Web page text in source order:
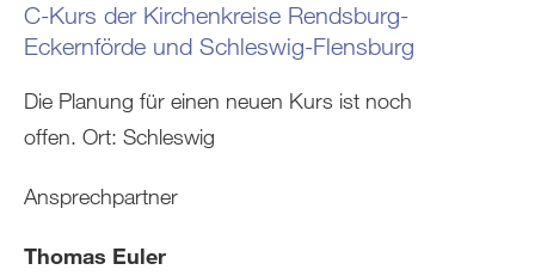
C-Kurs der Kirchenkreise Rendsburg-
Eckernförde und Schleswig-Flensburg
Die Planung für einen neuen Kurs ist noch
offen. Ort: Schleswig
Ansprechpartner
Thomas Euler